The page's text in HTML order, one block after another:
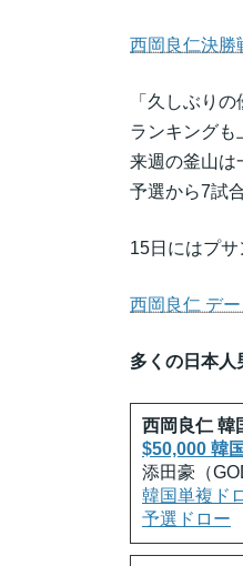
西岡良仁決勝
「久しぶり
ランキングも
来週の釜山は
予選から7試
15日にはプ
西岡良仁 デ
多くの日本人
西岡良仁 韓
$50,000 韓
添田豪（
韓国単複ド
予選ドロー